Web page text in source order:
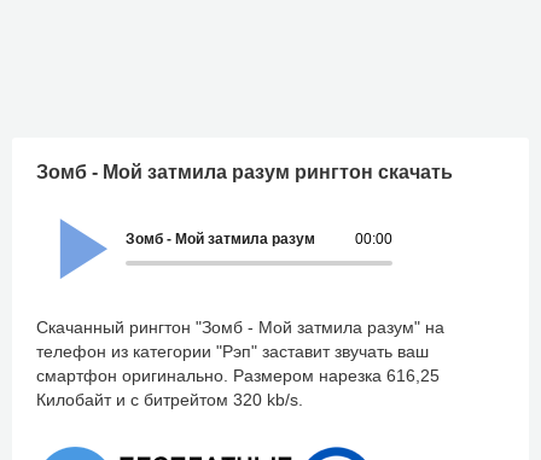
Зомб - Мой затмила разум рингтон скачать
00:00
Зомб - Мой затмила разум
Скачанный рингтон "Зомб - Мой затмила разум" на
телефон из категории "Рэп" заставит звучать ваш
смартфон оригинально. Размером нарезка 616,25
Килобайт и с битрейтом 320 kb/s.